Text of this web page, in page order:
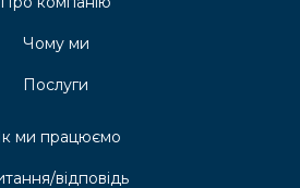
Чому ми
Послуги
ми працюємо
відповідь